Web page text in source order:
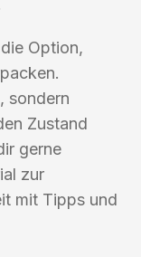
Option,
sondern
Zustand
gerne
zur
mit Tipps und